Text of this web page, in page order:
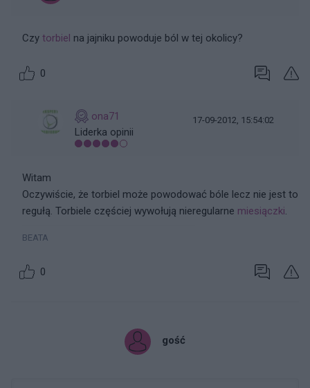
Czy torbiel na jajniku powoduje ból w tej okolicy?
0
ona71
Liderka opinii
17-09-2012, 15:54:02
Witam
Oczywiście, że torbiel może powodować bóle lecz nie jest to
regułą. Torbiele częściej wywołują nieregularne miesiączki.
BEATA
0
gość